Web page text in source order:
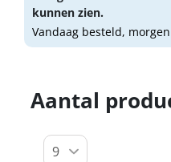
kunnen zien.
Vandaag besteld,
Aantal